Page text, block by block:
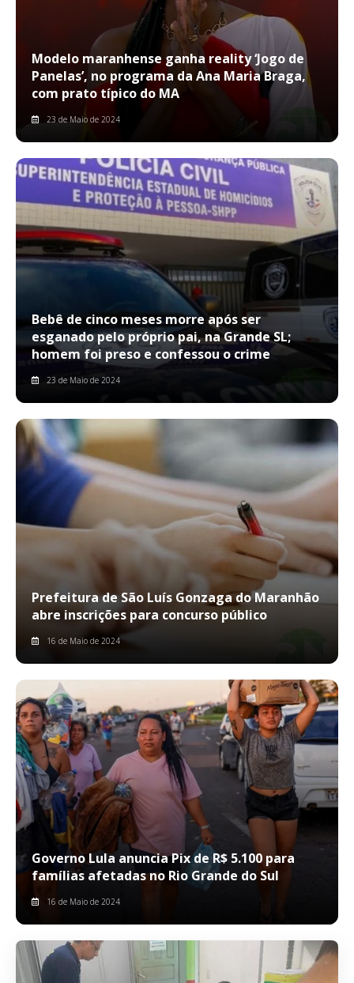
Modelo maranhense ganha reality ‘Jogo de
Panelas’, no programa da Ana Maria Braga,
com prato típico do MA
23 de Maio de 2024
Bebê de cinco meses morre após ser
esganado pelo próprio pai, na Grande SL;
homem foi preso e confessou o crime
23 de Maio de 2024
Prefeitura de São Luís Gonzaga do Maranhão
abre inscrições para concurso público
16 de Maio de 2024
Governo Lula anuncia Pix de R$ 5.100 para
famílias afetadas no Rio Grande do Sul
16 de Maio de 2024